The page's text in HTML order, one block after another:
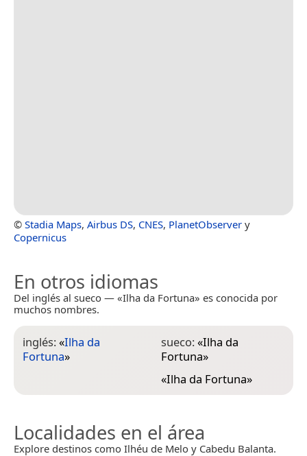
© Stadia Maps, Airbus DS, CNES, PlanetObserver y
Copernicus
En otros idiomas
Del inglés al sueco — «Ilha da Fortuna» es conocida por
muchos nombres.
inglés:«Ilha da
Fortuna»
sueco:«Ilha da
Fortuna»
«Ilha da Fortuna»
Localidades en el área
Explore destinos como Ilhéu de Melo y Cabedu Balanta.